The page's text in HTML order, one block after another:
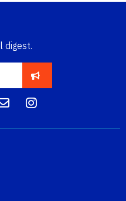
digest.